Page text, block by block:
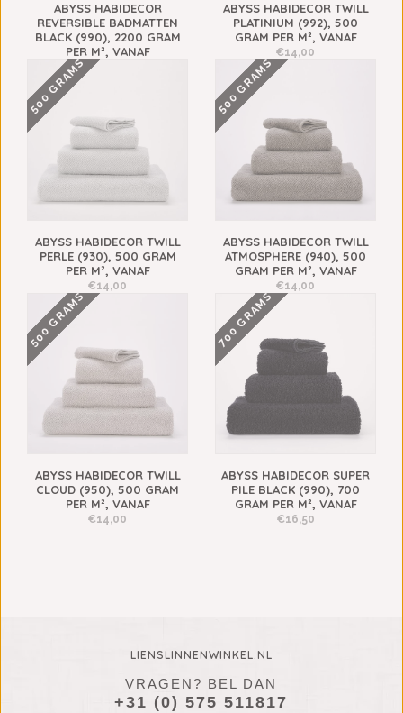
ABYSS HABIDECOR
REVERSIBLE BADMATTEN
BLACK (990), 2200 GRAM
PER M², VANAF
€148,00
ABYSS HABIDECOR TWILL
PLATINIUM (992), 500
GRAM PER M², VANAF
€14,00
500 GRAMS
ABYSS HABIDECOR TWILL
PERLE (930), 500 GRAM
PER M², VANAF
€14,00
500 GRAMS
ABYSS HABIDECOR TWILL
ATMOSPHERE (940), 500
GRAM PER M², VANAF
€14,00
500 GRAMS
ABYSS HABIDECOR TWILL
CLOUD (950), 500 GRAM
PER M², VANAF
€14,00
700 GRAMS
ABYSS HABIDECOR SUPER
PILE BLACK (990), 700
GRAM PER M², VANAF
€16,50
LIENSLINNENWINKEL.NL
VRAGEN? BEL DAN
+31 (0) 575 511817